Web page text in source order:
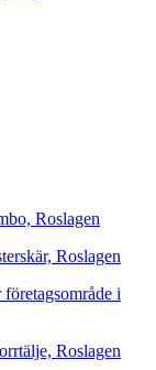
Roslagen
Roslagen
i
Roslagen